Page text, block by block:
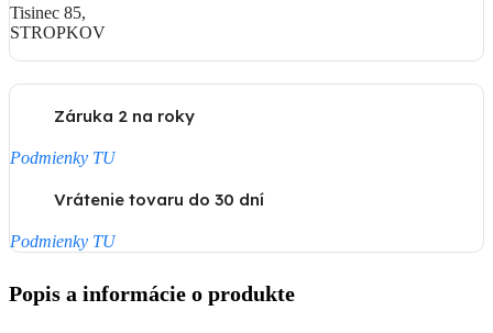
Tisinec 85,
STROPKOV
Záruka 2 na roky
Podmienky TU
Vrátenie tovaru do 30 dní
Podmienky TU
Popis a informácie o produkte